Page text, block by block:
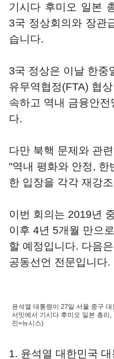
기시다 후미오 일본
3국 정상회의와 장관
습니다.
3국 정상은 이날 한중
유무역협정(FTA) 협
속하고 역내 금융안전
다.
다만 북핵 문제와 관
"역내 평화와 안정, 한
한 입장을 각각 재강
이번 회의는 2019년
이후 4년 5개월 만으
할 예정입니다. 다음
공동선언 전문입니다.
윤석열 대통령이 27일 서울 중구
서밋에서 기시다 후미오 일본 총리
진=뉴시스)
1. 윤석열 대한민국